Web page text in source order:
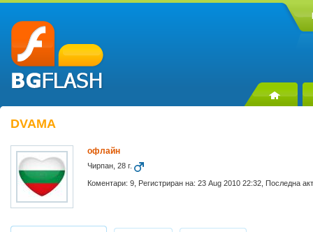
DVAMA
офлайн
Чирпан, 28 г.
Коментари: 9, Регистриран на: 23 Aug 2010 22:32, Последна